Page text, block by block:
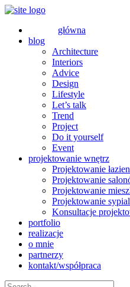
główna
blog
Architecture
Interiors
Advice
Design
Lifestyle
Let’s talk
Trend
Project
Do it yourself
Event
projektowanie wnętrz
Projektowanie
Projektowanie
Projektowanie
Projektowanie
Konsultacje
portfolio
realizacje
o mnie
partnerzy
kontakt/współpraca